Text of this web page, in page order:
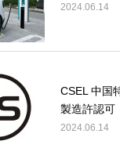
2024.06.14
CSEL 中国
製造許認可
2024.06.14